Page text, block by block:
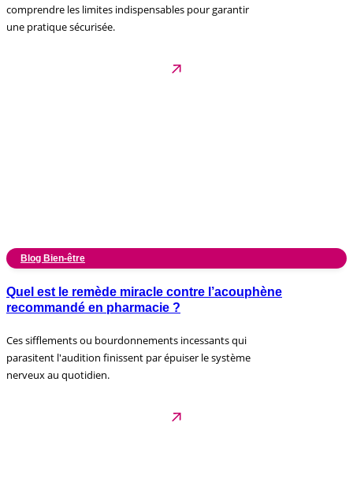
comprendre les limites indispensables pour garantir
une pratique sécurisée.
Blog Bien-être
Quel est le remède miracle contre l’acouphène
recommandé en pharmacie ?
Ces sifflements ou bourdonnements incessants qui
parasitent l'audition finissent par épuiser le système
nerveux au quotidien.